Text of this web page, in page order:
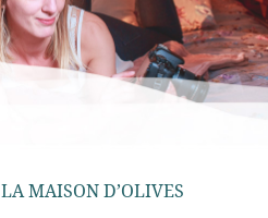
LA MAISON D’OLIVES